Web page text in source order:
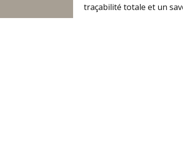
traçabilité totale et un